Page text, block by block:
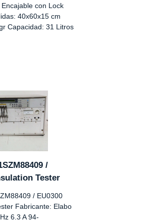
con Lock
40x60x15 cm
Capacidad: 31 Litros
/
Tester
/ EU0300
Fabricante: Elabo
6.3 A 94-